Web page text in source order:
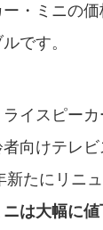
・ミニの
です。
イスピー
向けテレ
新たにリニ
は大幅に